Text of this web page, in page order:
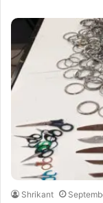
Shrikant